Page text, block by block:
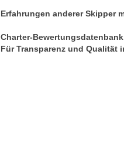
Erfahrungen anderer Skipper
Charter-
Für Transparenz und Qualität